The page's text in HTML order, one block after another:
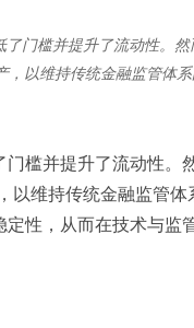
门槛并提升了流动性。
以维持传统金融监管体
槛并提升了流动性。
以维持传统金融监管体
性，从而在技术与监